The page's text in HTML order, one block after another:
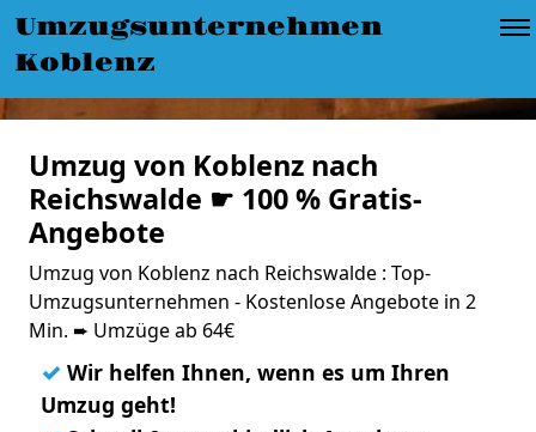
Umzugsunternehmen
Koblenz
Umzug von Koblenz nach
Reichswalde ☛ 100 % Gratis-
Angebote
Umzug von Koblenz nach Reichswalde : Top-
Umzugsunternehmen - Kostenlose Angebote in 2
Min. ➨ Umzüge ab 64€
✓ Wir helfen Ihnen, wenn es um Ihren
Umzug geht!